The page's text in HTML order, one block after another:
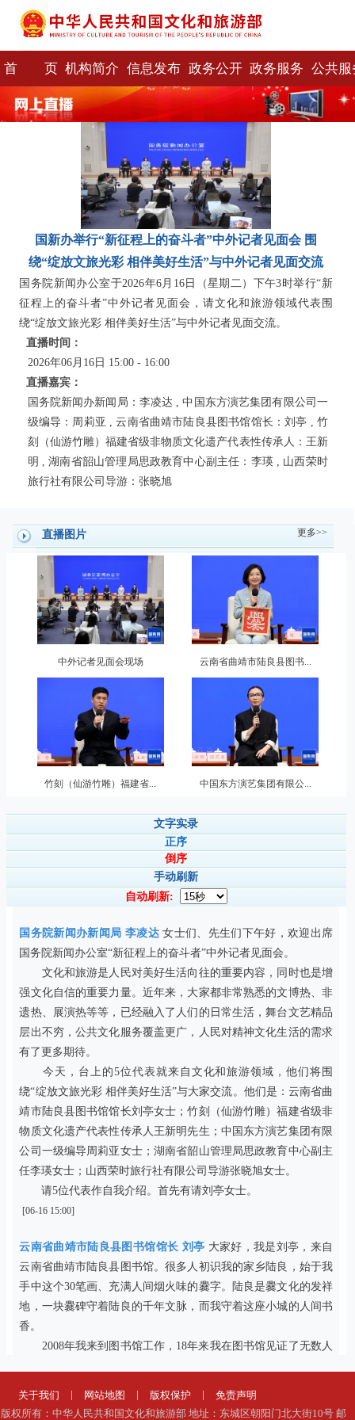
首 页 机构简介 信息发布 政务公开 政务服务 公共服
国新办举行“新征程上的奋斗者”中外记者见面会 围
绕“绽放文旅光彩 相伴美好生活”与中外记者见面交流
国务院新闻办公室于2026年6月16日（星期二）下午3时举行“新
征程上的奋斗者”中外记者见面会，请文化和旅游领域代表围
绕“绽放文旅光彩 相伴美好生活”与中外记者见面交流。
直播时间：
2026年06月16日 15:00 - 16:00
直播嘉宾：
国务院新闻办新闻局：李凌达 , 中国东方演艺集团有限公司一
级编导：周莉亚 , 云南省曲靖市陆良县图书馆馆长：刘亭 , 竹
刻（仙游竹雕）福建省级非物质文化遗产代表性传承人：王新
明 , 湖南省韶山管理局思政教育中心副主任：李瑛 , 山西荣时
旅行社有限公司导游：张晓旭
直播图片 更多>>
中外记者见面会现场 云南省曲靖市陆良县图书...
竹刻（仙游竹雕）福建省... 中国东方演艺集团有限公...
文字实录
正序
倒序
手动刷新
自动刷新:
国务院新闻办新闻局 李凌达 女士们、先生们下午好，欢迎出席
国务院新闻办公室“新征程上的奋斗者”中外记者见面会。
文化和旅游是人民对美好生活向往的重要内容，同时也是增
强文化自信的重要力量。近年来，大家都非常熟悉的文博热、非
遗热、展演热等等，已经融入了人们的日常生活，舞台文艺精品
层出不穷，公共文化服务覆盖更广，人民对精神文化生活的需求
有了更多期待。
今天，台上的5位代表就来自文化和旅游领域，他们将围
绕“绽放文旅光彩 相伴美好生活”与大家交流。他们是：云南省曲
靖市陆良县图书馆馆长刘亭女士；竹刻（仙游竹雕）福建省级非
物质文化遗产代表性传承人王新明先生；中国东方演艺集团有限
公司一级编导周莉亚女士；湖南省韶山管理局思政教育中心副主
任李瑛女士；山西荣时旅行社有限公司导游张晓旭女士。
请5位代表作自我介绍。首先有请刘亭女士。
[06-16 15:00]
云南省曲靖市陆良县图书馆馆长 刘亭 大家好，我是刘亭，来自
云南省曲靖市陆良县图书馆。很多人初识我的家乡陆良，始于我
手中这个30笔画、充满人间烟火味的爨字。陆良是爨文化的发祥
地，一块爨碑守着陆良的千年文脉，而我守着这座小城的人间书
香。
2008年我来到图书馆工作，18年来我在图书馆见证了无数人
祖孙三代八口人，风雨无阻，每周都如约来参加我们的传统文化
关于我们 | 网站地图 | 版权保护 |
免责声明
版权所有：中华人民共和国文化和旅游部 地址：东城区朝阳门北大街10号 邮